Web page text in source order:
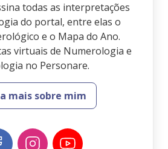
todas as interpretações
do portal, entre elas o
e o Mapa do Ano.
virtuais de Numerologia e
no Personare.
mais sobre mim